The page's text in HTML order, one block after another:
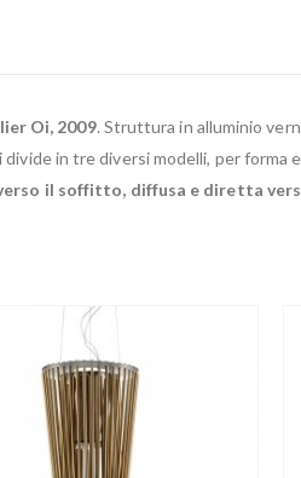
Oi, 2009. Struttura in alluminio
in tre diversi modelli, per
il soffitto, diffusa e diretta